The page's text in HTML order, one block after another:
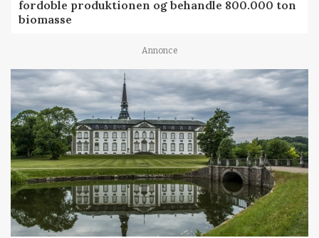
fordoble produktionen og behandle 800.000 ton
biomasse
Annonce